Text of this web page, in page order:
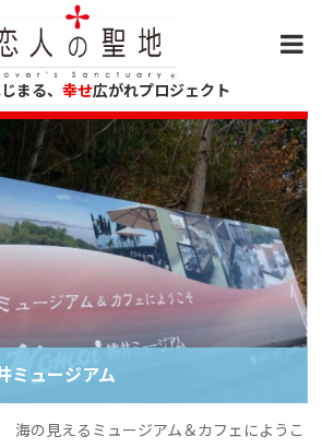
まる、 幸せ広がれプロジェクト
ミュージアム
海の見えるミュージアム＆カフェにようこ